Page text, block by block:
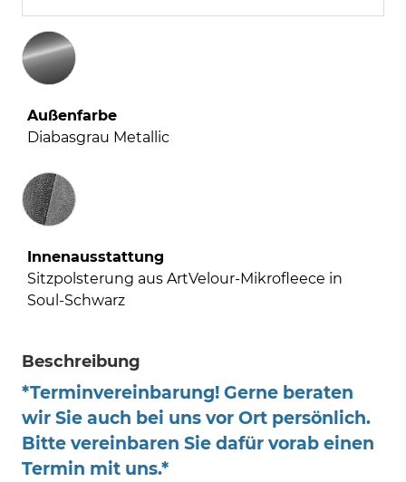
Außenfarbe
Diabasgrau Metallic
Innenausstattung
Innenausstattung
Sitzpolsterung aus ArtVelour-Mikrofleece in
Soul-Schwarz
Beschreibung
*Terminvereinbarung! Gerne beraten
wir Sie auch bei uns vor Ort persönlich.
Bitte vereinbaren Sie dafür vorab einen
Termin mit uns.*